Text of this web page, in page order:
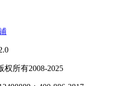
所有2008-2025